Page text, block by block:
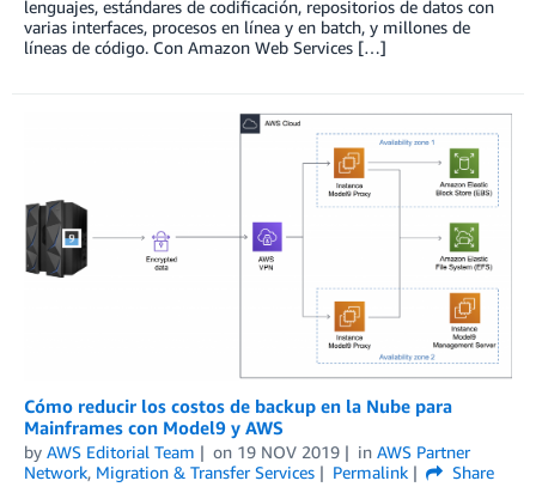
lenguajes, estándares de codificación, repositorios de datos con
varias interfaces, procesos en línea y en batch, y millones de
líneas de código. Con Amazon Web Services […]
Cómo reducir los costos de backup en la Nube para
Mainframes con Model9 y AWS
by AWS Editorial Team on 19 NOV 2019 in AWS Partner
Network, Migration & Transfer Services Permalink
Share